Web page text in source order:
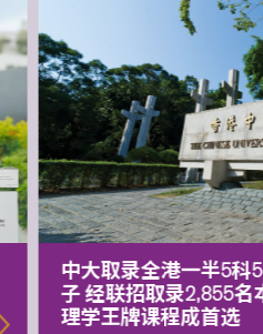
中大取录全港一半5科
子 经联招取录2,855名
理学王牌课程成首选